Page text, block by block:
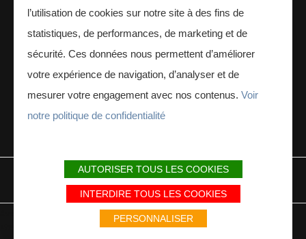
Facebook Instagram Youtube
MENTIONS LÉGALES PLAN DU SITE PARTENAIRES
Avec le soutien du Fonds Européen de développement régional / Met
steun van het Europese Fonds voor Regionale Ontwikkeling
l’utilisation de cookies sur notre site à des fins de
statistiques, de performances, de marketing et de
sécurité. Ces données nous permettent d’améliorer
votre expérience de navigation, d’analyser et de
mesurer votre engagement avec nos contenus. Voir
notre politique de confidentialité
AUTORISER TOUS LES COOKIES
INTERDIRE TOUS LES COOKIES
PERSONNALISER